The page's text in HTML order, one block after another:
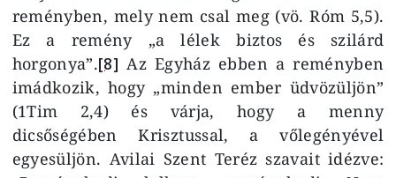
reményben, mely nem csal meg (vö. Róm 5,5).
Ez a remény „a lélek biztos és szilárd
horgonya”.[8] Az Egyház ebben a reményben
imádkozik, hogy „minden ember üdvözüljön”
(1Tim 2,4) és várja, hogy a menny
dicsőségében Krisztussal, a vőlegényével
egyesüljön. Avilai Szent Teréz szavait idézve: